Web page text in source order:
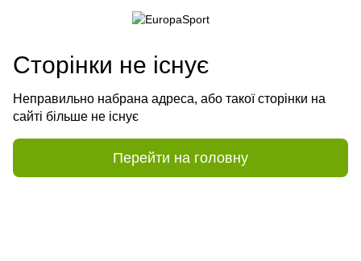
Сторінки не існує
Неправильно набрана адреса, або такої сторінки на
сайті більше не існує
Перейти на головну